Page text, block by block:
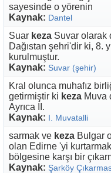
sayesinde o yörenin
Kaynak: Dantel
Suar keza Suvar olarak
Dağıstan şehri'dir ki, 8.
kurulmuştur.
Kaynak: Suvar (şehir)
Kral olunca muhafız
getirmiştir ki keza Muva
Ayrıca II.
Kaynak: I. Muvatalli
sarmak ve keza Bulgar
olan Edirne 'yi
bölgesine karşı bir
Kaynak: Şarköy